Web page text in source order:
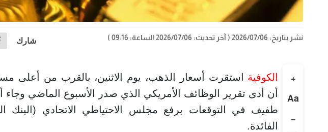
نشر بتاريخ: 2026/07/06 ( آخر تحديث: 2026/07/06 الساعة: 09:16 ) شارك
+
Aa
−
الكوفية استقرت أسعار الذهب، يوم الاثنين، بالقرب من أعلى
أن أدى تقرير الوظائف الأمريكي الذي صدر الأسبوع الماضي وجاء
طفيف في التوقعات برفع مجلس الاحتياطي الاتحادي (البنك
الفائدة.